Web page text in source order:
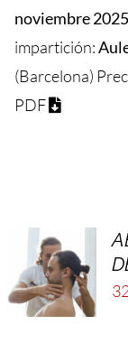
noviembre
impartición:
(Barcelona)
PDF